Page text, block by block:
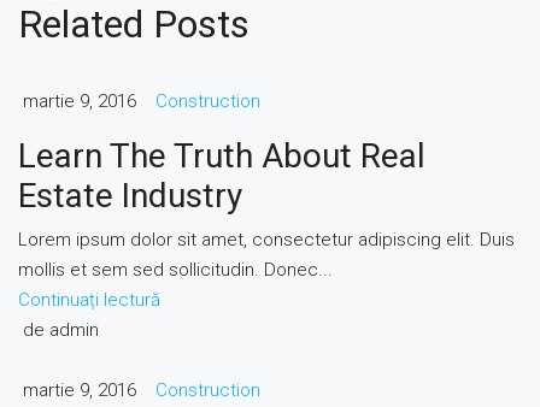
Related Posts
martie 9, 2016 Construction
Learn The Truth About Real
Estate Industry
Lorem ipsum dolor sit amet, consectetur adipiscing elit. Duis
mollis et sem sed sollicitudin. Donec...
Continuați lectură
de admin
martie 9, 2016 Construction